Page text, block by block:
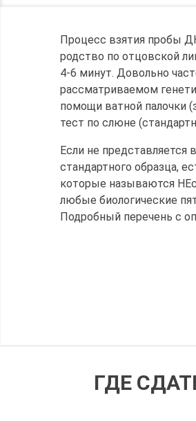
Процесс взятия пробы
родство по отцовской
4-6 минут. Довольно
рассматриваемом
помощи ватной палочки
тест по слюне
Если не
стандартного образца,
которые называются
любые биологические
Подробный перечень с
ГДЕ